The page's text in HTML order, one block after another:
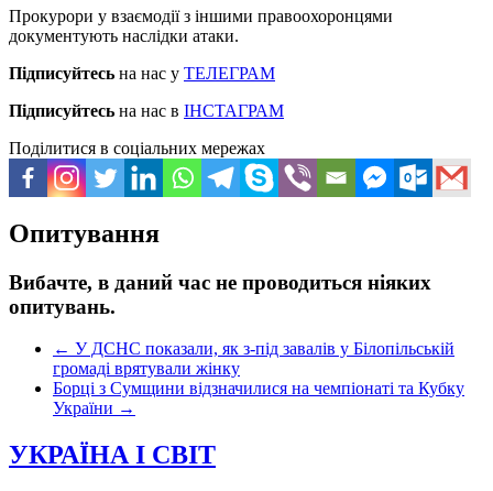
Прокурори у взаємодії з іншими правоохоронцями
документують наслідки атаки.
Підписуйтесь на нас у ТЕЛЕГРАМ
Підписуйтесь на нас в ІНСТАГРАМ
Поділитися в соціальних мережах
Опитування
Вибачте, в даний час не проводиться ніяких
опитувань.
← У ДСНС показали, як з-під завалів у Білопільській
громаді врятували жінку
Борці з Сумщини відзначилися на чемпіонаті та Кубку
України →
УКРАЇНА І СВІТ